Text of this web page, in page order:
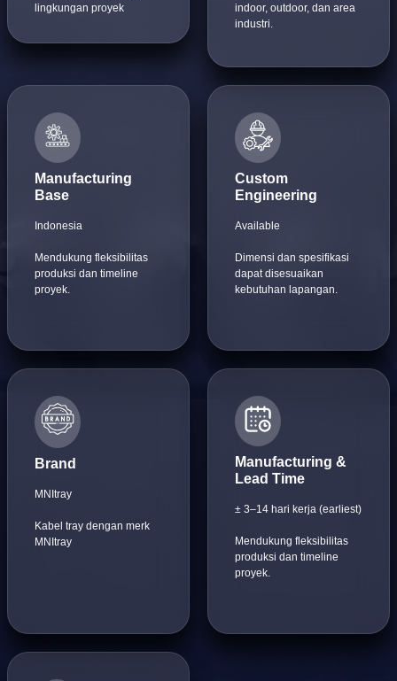
lingkungan proyek
indoor, outdoor, dan area
industri.
Manufacturing
Base
Indonesia
Mendukung fleksibilitas
produksi dan timeline
proyek.
Custom
Engineering
Available
Dimensi dan spesifikasi
dapat disesuaikan
kebutuhan lapangan.
Brand
MNItray
Kabel tray dengan merk
MNItray
Manufacturing &
Lead Time
± 3–14 hari kerja (earliest)
Mendukung fleksibilitas
produksi dan timeline
proyek.